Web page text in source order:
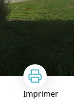
Imprimer